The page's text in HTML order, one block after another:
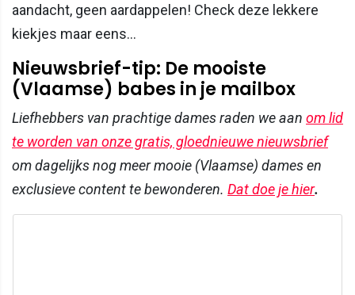
aandacht, geen aardappelen! Check deze lekkere
kiekjes maar eens...
Nieuwsbrief-tip: De mooiste
(Vlaamse) babes in je mailbox
Liefhebbers van prachtige dames raden we aan om lid
te worden van onze gratis, gloednieuwe nieuwsbrief
om dagelijks nog meer mooie (Vlaamse) dames en
exclusieve content te bewonderen. Dat doe je hier.